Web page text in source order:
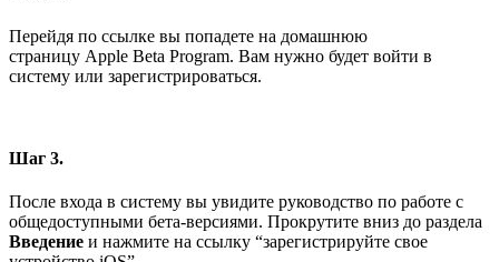
Перейдя по ссылке вы попадете на домашнюю
страницу Apple Beta Program. Вам нужно будет войти в
систему или зарегистрироваться.
Шаг 3.
После входа в систему вы увидите руководство по работе с
общедоступными бета-версиями. Прокрутите вниз до раздела
Введение и нажмите на ссылку “зарегистрируйте свое